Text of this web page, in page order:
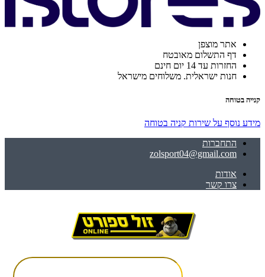
אתר מוצפן
דף התשלום מאובטח
החזרות עד 14 יום חינם
חנות ישראלית. משלוחים מישראל
קנייה בטוחה
מידע נוסף על שירות קניה בטוחה
התחברות
zolsport04@gmail.com
אודות
צרו קשר